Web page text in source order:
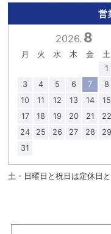
営
2026. 8
月 火 水 木 金 土
1
3
4 5 6 7 8
10
11 12 13 14 15
17
18 19 20 21 22
24
25 26 27 28 29
31
土・日曜日と祝日は定休日